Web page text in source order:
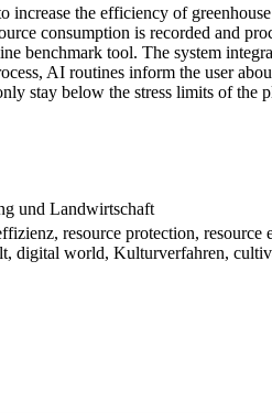
the efficiency of
consumption is recorded and
benchmark tool. The system
AI routines inform the user
stay below the stress limits of the
und Landwirtschaft
resource protection,
digital world, Kulturverfahren,